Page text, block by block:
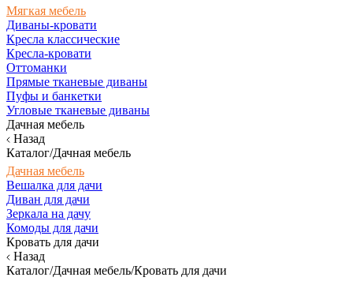
Мягкая мебель
Диваны-кровати
Кресла классические
Кресла-кровати
Оттоманки
Прямые тканевые диваны
Пуфы и банкетки
Угловые тканевые диваны
Дачная мебель
Назад
Каталог/Дачная мебель
Дачная мебель
Вешалка для дачи
Диван для дачи
Зеркала на дачу
Комоды для дачи
Кровать для дачи
Назад
Каталог/Дачная мебель/Кровать для дачи